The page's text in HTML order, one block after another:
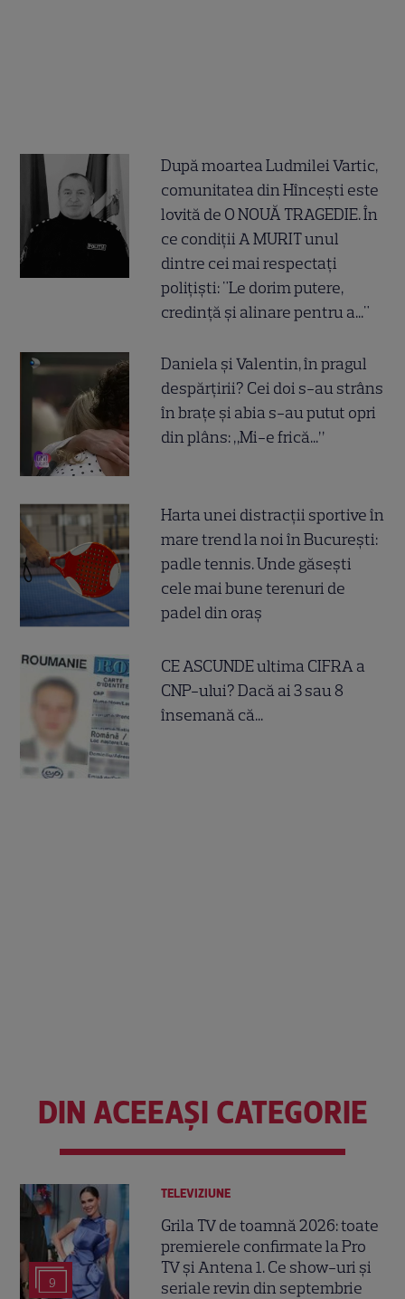
După moartea Ludmilei Vartic,
comunitatea din Hîncești este
lovită de O NOUĂ TRAGEDIE. În
ce condiții A MURIT unul
dintre cei mai respectați
polițiști: "Le dorim putere,
credință și alinare pentru a..."
Daniela și Valentin, în pragul
despărțirii? Cei doi s-au strâns
în brațe și abia s-au putut opri
din plâns: „Mi-e frică...”
Harta unei distracții sportive în
mare trend la noi în București:
padle tennis. Unde găsești
cele mai bune terenuri de
padel din oraș
CE ASCUNDE ultima CIFRA a
CNP-ului? Dacă ai 3 sau 8
însemană că...
DIN ACEEAȘI CATEGORIE
9
TELEVIZIUNE
Grila TV de toamnă 2026: toate
premierele confirmate la Pro
TV și Antena 1. Ce show-uri și
seriale revin din septembrie